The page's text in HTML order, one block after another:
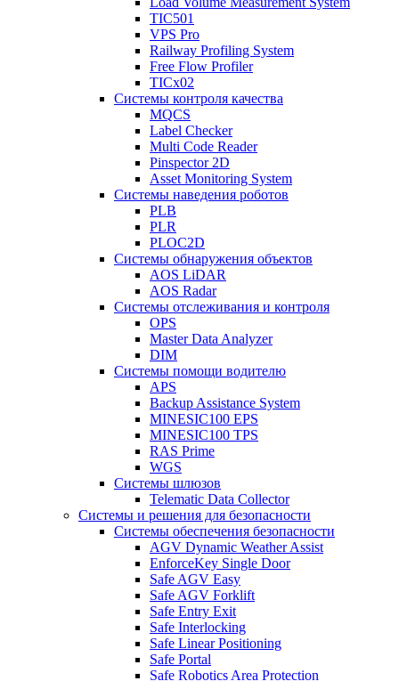
TIC501
VPS Pro
Railway Profiling System
Free Flow Profiler
TICx02
Системы контроля качества
MQCS
Label Checker
Multi Code Reader
Pinspector 2D
Asset Monitoring System
Системы наведения роботов
PLB
PLR
PLOC2D
Системы обнаружения объектов
AOS LiDAR
AOS Radar
Системы отслеживания и контроля
OPS
Master Data Analyzer
DIM
Системы помощи водителю
APS
Backup Assistance System
MINESIC100 EPS
MINESIC100 TPS
RAS Prime
WGS
Системы шлюзов
Telematic Data Collector
Системы и решения для безопасности
Системы обеспечения безопасности
AGV Dynamic Weather Assist
EnforceKey Single Door
Safe AGV Easy
Safe AGV Forklift
Safe Entry Exit
Safe Interlocking
Safe Linear Positioning
Safe Portal
Safe Robotics Area Protection